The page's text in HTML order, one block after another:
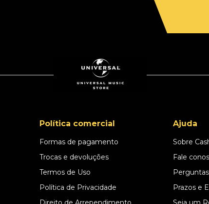
Política comercial
Formas de pagamento
Trocas e devoluções
Termos de Uso
Política de Privacidade
Ajuda
Sobre
Fale
Prazos e